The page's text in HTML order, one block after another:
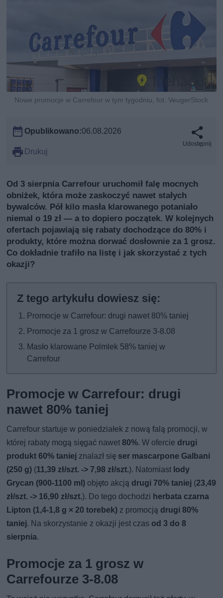
Nowe promocje w Carrefour w tym tygodniu, fot. VeugerStock
Opublikowano:06.08.2026
Drukuj
Udostępnij
Od 3 sierpnia Carrefour uruchomił falę mocnych
obniżek, która może zaskoczyć nawet stałych
bywalców. Pół kilo masła klarowanego potaniało
niemal o 19 zł — a to dopiero początek. W kolejnych
ofertach pojawiają się rabaty dochodzące do 80% i
produkty, które można dorwać dosłownie za 1 grosz.
Co dokładnie trafiło na listę i jak skorzystać z tych
okazji?
Promocje w Carrefour: drugi nawet 80% taniej
Promocje za 1 grosz w Carrefourze 3-8.08
Masło klarowane Polmlek 58% taniej w
Carrefour
Promocje w Carrefour: drugi
nawet 80% taniej
Carrefour startuje w poniedziałek z nową falą promocji, w
której rabaty mogą sięgać nawet80%. W ofercie drugi
produkt 60% taniej znalazł się ser mascarpone Galbani
(250 g) (11,39 zł/szt. -> 7,98 zł/szt.). Natomiast lody
Grycan (900-1100 ml) objęto akcją drugi 70% taniej (23,49
zł/szt. -> 16,90 zł/szt.). Do tego dochodzi herbata czarna
Lipton (1,4-1,8 g × 20 torebek) z promocją drugi 80%
taniej. Na skorzystanie z okazji jest czas od 3 do 8
sierpnia.
Promocje za 1 grosz w
Carrefourze 3-8.08